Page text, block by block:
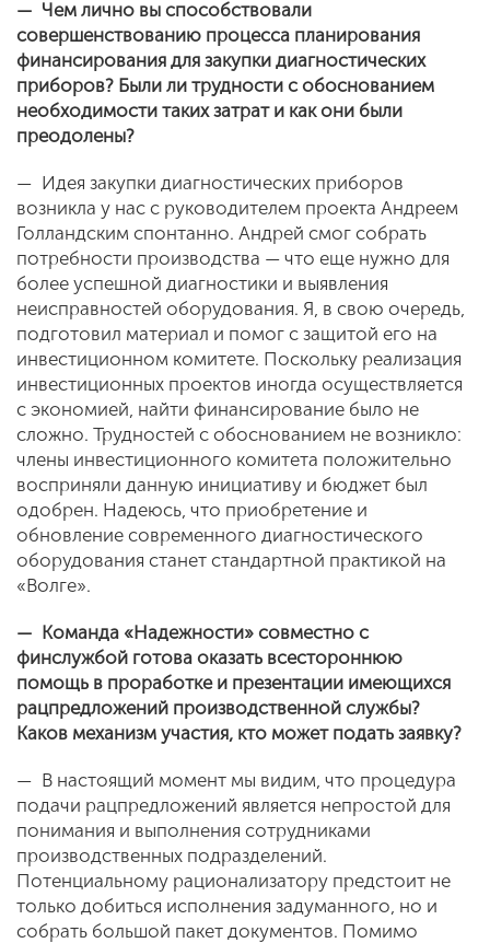
— Чем лично вы способствовали
совершенствованию процесса планирования
финансирования для закупки диагностических
приборов? Были ли трудности с обоснованием
необходимости таких затрат и как они были
преодолены?
— Идея закупки диагностических приборов
возникла у нас с руководителем проекта Андреем
Голландским спонтанно. Андрей смог собрать
потребности производства — что еще нужно для
более успешной диагностики и выявления
неисправностей оборудования. Я, в свою очередь,
подготовил материал и помог с защитой его на
инвестиционном комитете. Поскольку реализация
инвестиционных проектов иногда осуществляется
с экономией, найти финансирование было не
сложно. Трудностей с обоснованием не возникло:
члены инвестиционного комитета положительно
восприняли данную инициативу и бюджет был
одобрен. Надеюсь, что приобретение и
обновление современного диагностического
оборудования станет стандартной практикой на
«Волге».
— Команда «Надежности» совместно с
финслужбой готова оказать всестороннюю
помощь в проработке и презентации имеющихся
рацпредложений производственной службы?
Каков механизм участия, кто может подать заявку?
— В настоящий момент мы видим, что процедура
подачи рацпредложений является непростой для
понимания и выполнения сотрудниками
производственных подразделений.
Потенциальному рационализатору предстоит не
только добиться исполнения задуманного, но и
собрать большой пакет документов. Помимо